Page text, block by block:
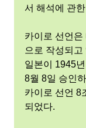
도
분
쟁
의
서 해석에 관
카이로 선언은
으로 작성되
일본이 1945
8월 8일 승인
카이로 선언 8
되었다.